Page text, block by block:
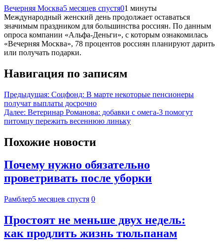
Вечерняя Москва5 месяцев спустя01 минуты
Международный женский день продолжает оставаться
значимым праздником для большинства россиян. По данным
опроса компании «Альфа-Деньги», с которым ознакомилась
«Вечерняя Москва», 78 процентов россиян планируют дарить
или получать подарки.
Навигация по записям
Предыдущая: Соцфонд: В марте некоторые пенсионеры
получат выплаты досрочно
Далее: Ветеринар Романова: добавки с омега-3 помогут
питомцу пережить весеннюю линьку
Похожие новости
Почему нужно обязательно
проветривать после уборки
Рамблер5 месяцев спустя 0
Простоят не меньше двух недель:
как продлить жизнь тюльпанам